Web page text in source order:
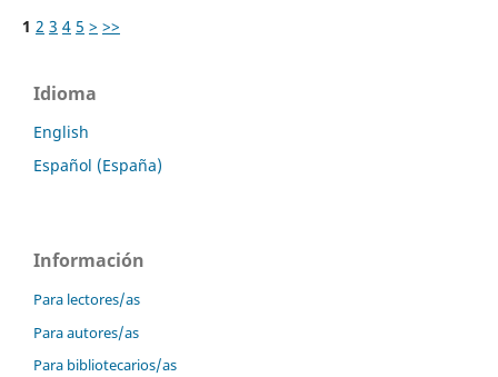
1 2 3 4 5 > >>
Idioma
English
Español (España)
Información
Para lectores/as
Para autores/as
Para bibliotecarios/as